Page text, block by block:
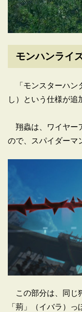
モンハンライ
「モンスターハン
し）という仕様が追
翔蟲は、ワイヤー
ので、スパイダーマ
この部分は、同じ
「荊」（イバラ）